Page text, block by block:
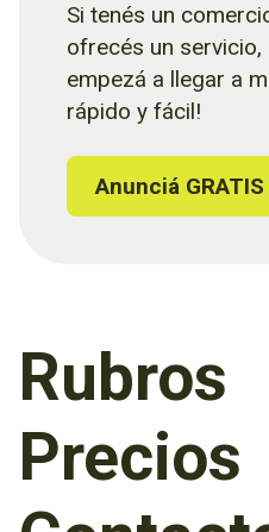
Si tenés un
ofrecés un
empezá a llegar a
rápido y fácil!
Anunciá GRATIS
Rubros
Precios